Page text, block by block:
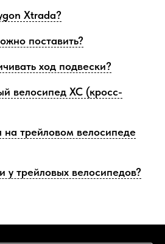
Xtrada?
поставить?
ход подвески?
велосипед XC (кросс-
на трейловом велосипеде
у трейловых велосипедов?